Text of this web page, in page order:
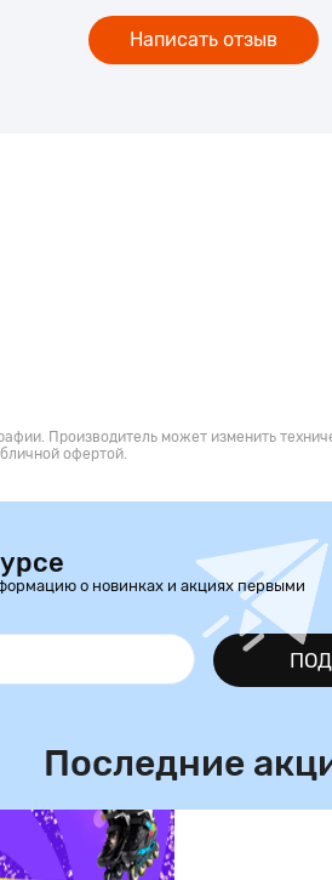
Написать отзыв
Производитель может изменить
офертой.
о новинках и акциях первыми
Последние